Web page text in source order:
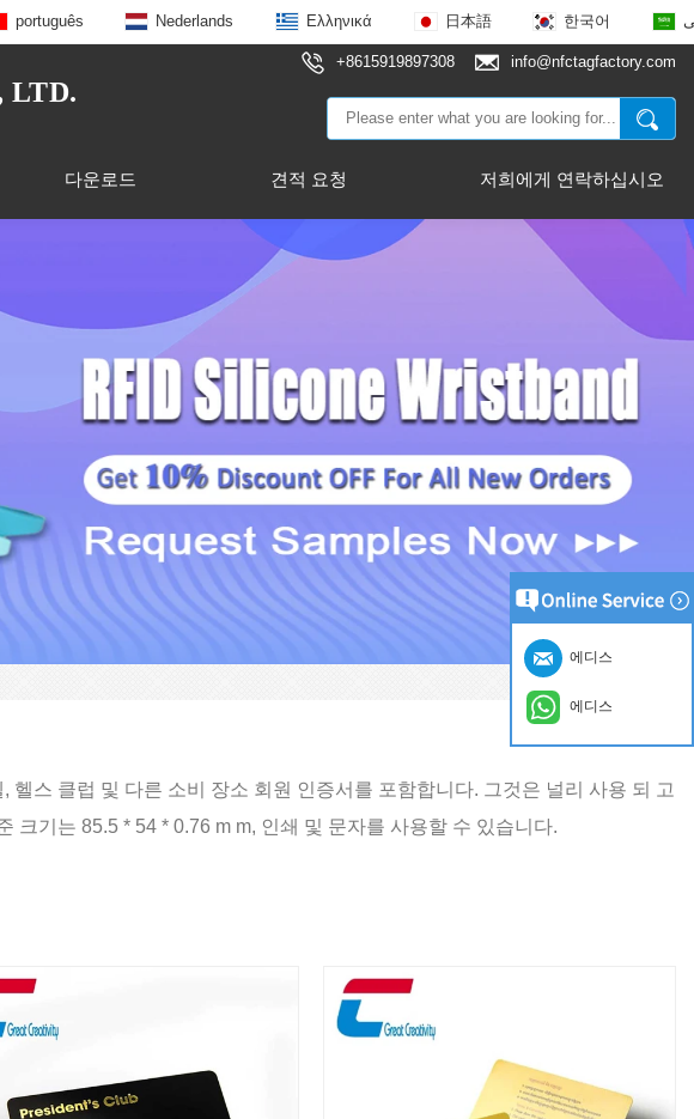
português Nederlands Ελληνικά 日本語 한국어
LTD.
+8615919897308 info@nfctagfactory.com
다운로드 견적 요청 저희에게 연락하십시오
, 헬스 클럽 및 다른 소비 장소 회원 인증서를 포함합니다. 그것은 널리 사용 되 고
크기는 85.5 * 54 * 0.76 m m, 인쇄 및 문자를 사용할 수 있습니다.
에디스
에디스